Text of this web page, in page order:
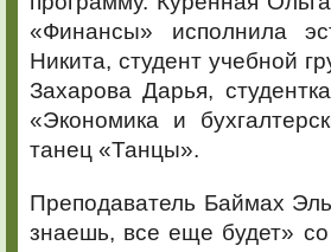
«Финансы» исполнила
Никита, студент учебной
Захарова Дарья,
«Экономика и
танец «Танцы».
Преподаватель Баймах
знаешь, все еще будет» со